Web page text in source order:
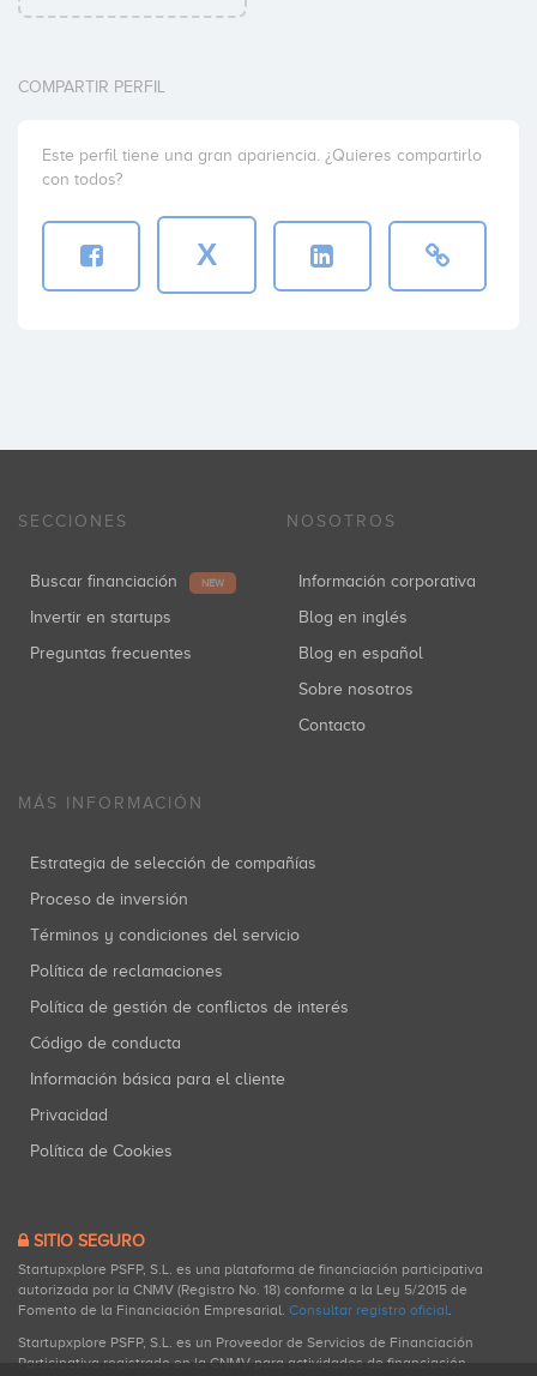
COMPARTIR PERFIL
Este perfil tiene una gran apariencia. ¿Quieres compartirlo
con todos?
X
SECCIONES
Buscar financiación NEW
Invertir en startups
Preguntas frecuentes
NOSOTROS
Información corporativa
Blog en inglés
Blog en español
Sobre nosotros
Contacto
MÁS INFORMACIÓN
Estrategia de selección de compañías
Proceso de inversión
Términos y condiciones del servicio
Política de reclamaciones
Política de gestión de conflictos de interés
Código de conducta
Información básica para el cliente
Privacidad
Política de Cookies
SITIO SEGURO
Startupxplore PSFP, S.L. es una plataforma de financiación participativa
autorizada por la CNMV (Registro No. 18) conforme a la Ley 5/2015 de
Fomento de la Financiación Empresarial. Consultar registro oficial.
Startupxplore PSFP, S.L. es un Proveedor de Servicios de Financiación
Participativa registrado en la CNMV para actividades de financiación